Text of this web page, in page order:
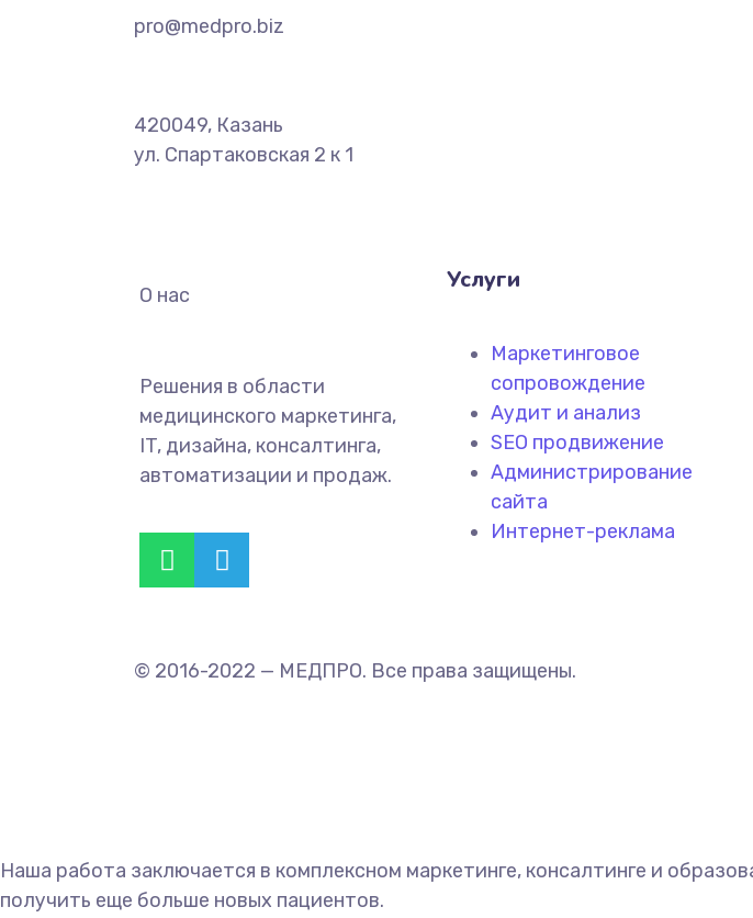
pro@medpro.biz
420049, Казань
ул. Спартаковская 2 к 1
О нас
Решения в области
медицинского маркетинга,
IT, дизайна, консалтинга,
автоматизации и продаж.
Услуги
Маркетинговое
сопровождение
Аудит и анализ
SEO продвижение
Администрирование
сайта
Интернет-реклама
© 2016-2022 — МЕДПРО. Все права защищены.
Наша работа заключается в комплексном маркетинге, консалтинге и
получить еще больше новых пациентов.